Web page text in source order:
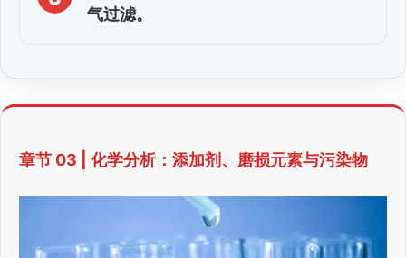
气过滤。
章节 03 | 化学分析：添加剂、磨损元素与污染物